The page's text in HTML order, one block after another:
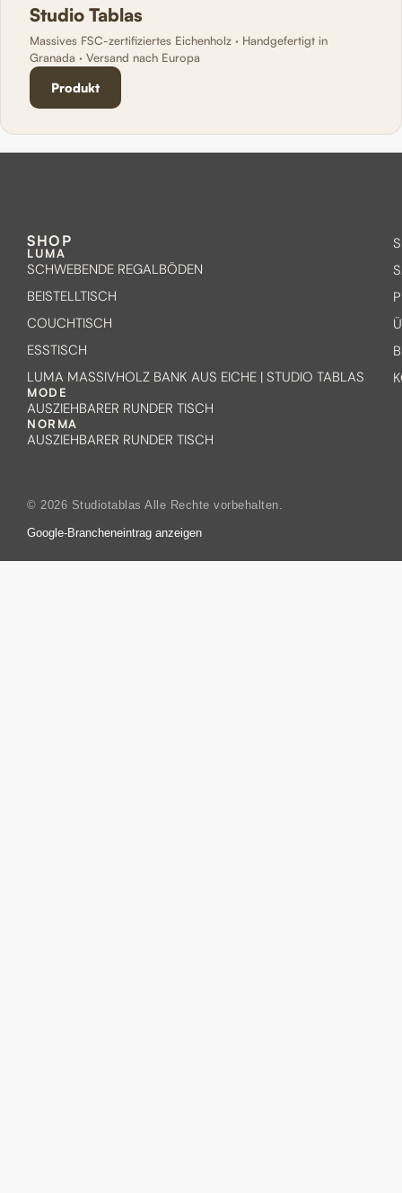
Studio Tablas
Massives FSC-zertifiziertes Eichenholz · Handgefertigt in
Granada · Versand nach Europa
Produkt
SHOP
LUMA
SCHWEBENDE REGALBÖDEN
BEISTELLTISCH
COUCHTISCH
ESSTISCH
LUMA MASSIVHOLZ BANK AUS EICHE | STUDIO TABLAS
MODE
AUSZIEHBARER RUNDER TISCH
NORMA
AUSZIEHBARER RUNDER TISCH
© 2026 Studiotablas Alle Rechte vorbehalten.
Google-Brancheneintrag anzeigen